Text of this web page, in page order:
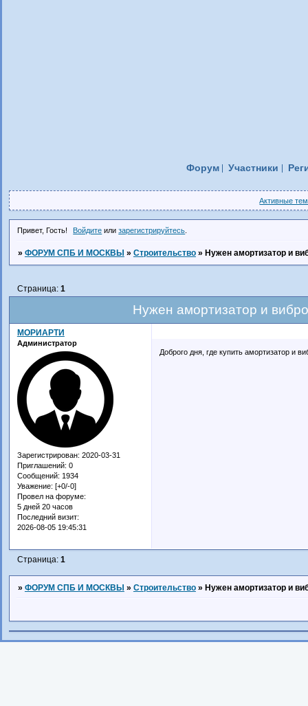
Форум Участники
Активные
Привет, Гость! Войдите илизарегистрируйтесь
» ФОРУМ СПБ И МОСКВЫ » Строительство » Нужен амортизатор и
Нужен амортизатор и
Страница: 1
МОРИАРТИ
Администратор
Зарегистрирован: 2020-03-31
Приглашений: 0
Сообщений: 1934
Уважение: [+0/-0]
Провел на форуме:
5 дней 20 часов
Последний визит:
2026-08-05 19:45:31
Доброго дня, где купить амортизатор и
Страница: 1
» ФОРУМ СПБ И МОСКВЫ » Строительство » Нужен амортизатор и